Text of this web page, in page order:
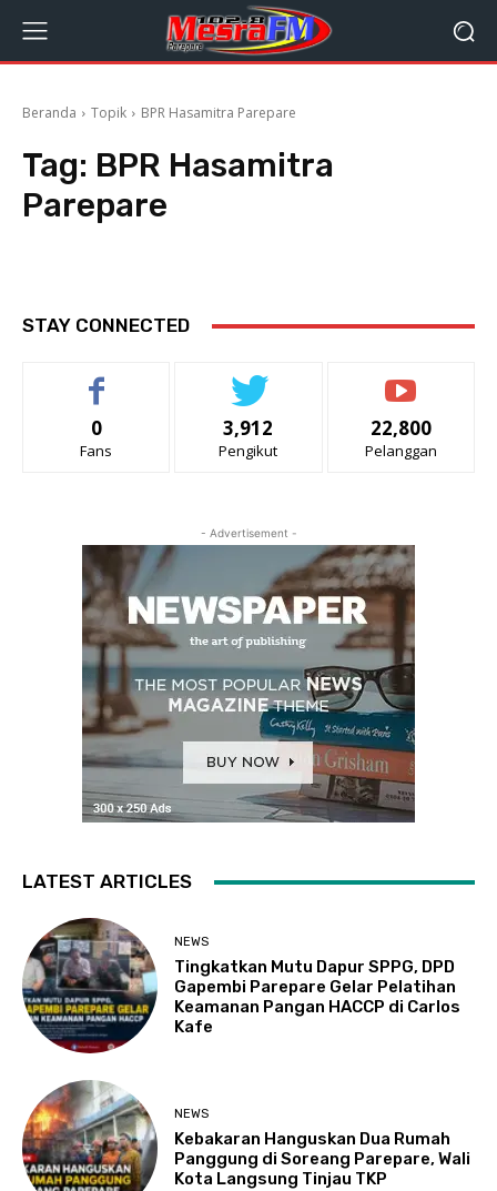
Beranda Topik BPR Hasamitra Parepare
Tag: BPR Hasamitra
Parepare
STAY CONNECTED
0
Fans
3,912
Pengikut
22,800
Pelanggan
- Advertisement -
LATEST ARTICLES
NEWS
Tingkatkan Mutu Dapur SPPG, DPD
Gapembi Parepare Gelar Pelatihan
Keamanan Pangan HACCP di Carlos
Kafe
NEWS
Kebakaran Hanguskan Dua Rumah
Panggung di Soreang Parepare, Wali
Kota Langsung Tinjau TKP